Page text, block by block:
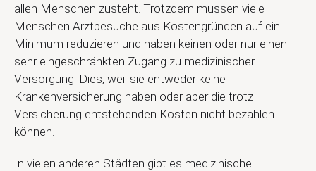
allen Menschen zusteht. Trotzdem müssen viele
Menschen Arztbesuche aus Kostengründen auf ein
Minimum reduzieren und haben keinen oder nur einen
sehr eingeschränkten Zugang zu medizinischer
Versorgung. Dies, weil sie entweder keine
Krankenversicherung haben oder aber die trotz
Versicherung entstehenden Kosten nicht bezahlen
können.
In vielen anderen Städten gibt es medizinische